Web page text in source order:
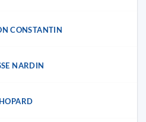
CONSTANTIN
NARDIN